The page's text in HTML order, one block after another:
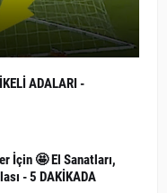
ADALARI -
İçin 🤩 El Sanatları,
- 5 DAKİKADA